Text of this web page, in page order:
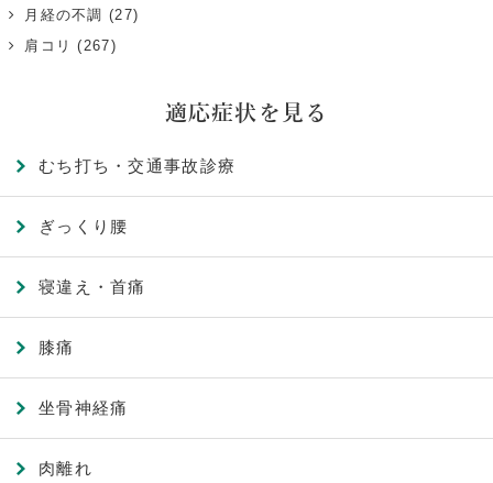
月経の不調 (27)
肩コリ (267)
適応症状を見る
むち打ち・交通事故診療
ぎっくり腰
寝違え・首痛
膝痛
坐骨神経痛
肉離れ